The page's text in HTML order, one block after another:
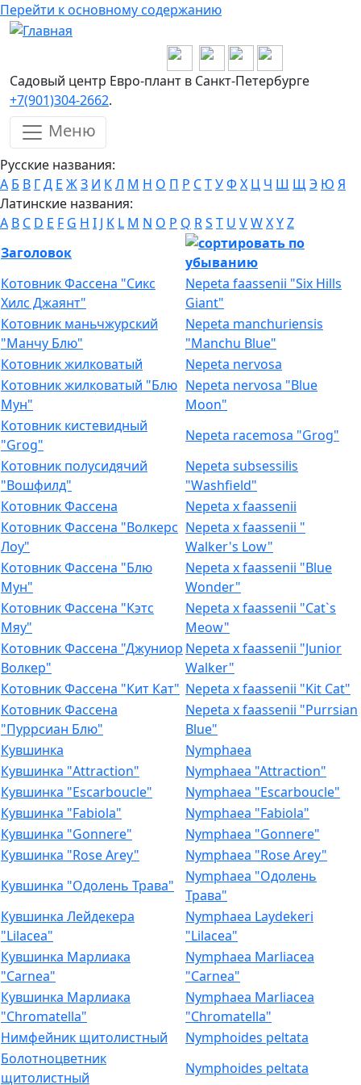
Перейти к основному содержанию
Садовый центр Евро-плант в Санкт-Петербурге
+7(901)304-2662.
Меню
Русские названия:
А Б В ГД Е ЖЗ И КЛ М Н О П Р СТУФ Х Ц Ч Ш ЩЭ Ю Я
Латинские названия:
A B C D E F G H I J K L M N O P Q RS T U VWXYZ
Заголовок
Котовник Фассена "Сикс
Хилс Джаянт"
Nepeta faassenii "Six Hills
Giant"
Котовник маньчжурский
"Манчу Блю"
Nepeta manchuriensis
"Manchu Blue"
Котовник жилковатый
Nepeta nervosa
Котовник жилковатый "Блю
Мун"
Nepeta nervosa "Blue
Moon"
Котовник кистевидный
"Grog"
Nepeta racemosa "Grog"
Котовник полусидячий
"Вошфилд"
Nepeta subsessilis
"Washfield"
Котовник Фассена
Nepeta x faassenii
Котовник Фассена "Волкерс
Лоу"
Nepeta x faassenii "
Walker's Low"
Котовник Фассена "Блю
Мун"
Nepeta x faassenii "Blue
Wonder"
Котовник Фассена "Кэтс
Мяу"
Nepeta x faassenii "Cat`s
Meow"
Котовник Фассена "Джуниор
Волкер"
Nepeta x faassenii "Junior
Walker"
Котовник Фассена "Кит Кат" Nepeta x faassenii "Kit Cat"
Котовник Фассена
"Пуррсиан Блю"
Nepeta x faassenii "Purrsian
Blue"
Кувшинка
Nymphaea
Кувшинка "Attraction"
Nymphaea "Attraction"
Кувшинка "Escarboucle"
Nymphaea "Escarboucle"
Кувшинка "Fabiola"
Nymphaea "Fabiola"
Кувшинка "Gonnere"
Nymphaea "Gonnere"
Кувшинка "Rose Arey"
Nymphaea "Rose Arey"
Кувшинка "Одолень Трава"
Nymphaea "Одолень
Трава"
Кувшинка Лейдекера
"Lilacea"
Nymphaea Laydekeri
"Lilacea"
Кувшинка Марлиака
"Carnea"
Nymphaea Marliacea
"Carnea"
Кувшинка Марлиака
"Chromatella"
Nymphaea Marliacea
"Chromatella"
Нимфейник щитолистный
Nymphoides peltata
Болотноцветник
щитолистный
Nymphoides peltata